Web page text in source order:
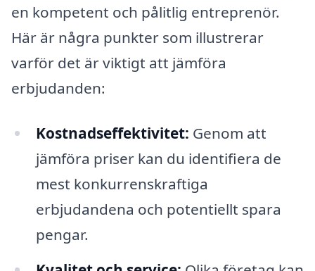
en kompetent och pålitlig entreprenör.
Här är några punkter som illustrerar
varför det är viktigt att jämföra
erbjudanden:
Kostnadseffektivitet: Genom att
jämföra priser kan du identifiera de
mest konkurrenskraftiga
erbjudandena och potentiellt spara
pengar.